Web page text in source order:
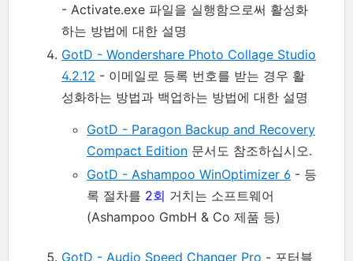
- Activate.exe 파일을 실행함으로써 활성화
하는 방법에 대한 설명
GotD - Wondershare Photo Collage Studio
4.2.12 - 이메일로 등록 번호를 받는 경우 활
성화하는 방법과 백업하는 방법에 대한 설명
GotD - Paragon Backup and Recovery
Compact Edition 문서도 참조하십시오.
GotD - Ashampoo WinOptimizer 6 - 등
록 절차를 2회 거치는 소프트웨어
(Ashampoo GmbH & Co 제품 등)
GotD - Audio Speed Changer Pro - 포터블